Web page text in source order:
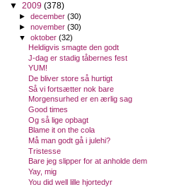
▼ 2009 (378)
►december(30)
►november(30)
▼oktober(32)
Heldigvis smagte den godt
J-dag er stadig tåbernes fest
YUM!
De bliver store så hurtigt
Så vi fortsætter nok bare
Morgensurhed er en ærlig sag
Good times
Og så lige opbagt
Blame it on the cola
Må man godt gå i julehi?
Tristesse
Bare jeg slipper for at anholde dem
Yay, mig
You did well lille hjortedyr